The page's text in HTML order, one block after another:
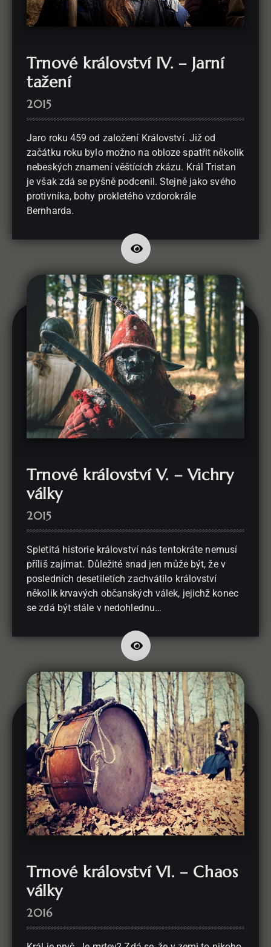
Trnové království IV. – Jarní
tažení
2015
Jaro roku 459 od založení Království. Již od
začátku roku bylo možno na obloze spatřit několik
nebeských znamení věštících zkázu. Král Tristan
je však zdá se pyšně podcenil. Stejně jako svého
protivníka, bohy prokletého vzdorokrále
Bernharda.
Trnové království V. – Vichry
války
2015
Spletitá historie království nás tentokráte nemusí
příliš zajímat. Důležité snad jen může být, že v
posledních desetiletích zachvátilo království
několik krvavých občanských válek, jejichž konec
se zdá být stále v nedohlednu…
Trnové království VI. – Chaos
války
2016